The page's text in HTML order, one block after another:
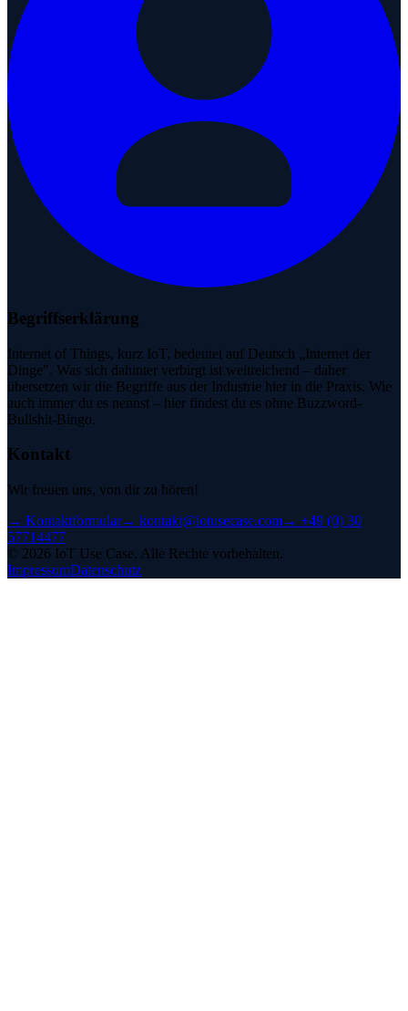
Begriffserklärung
Internet of Things, kurz IoT, bedeutet auf Deutsch „Internet der
Dinge". Was sich dahinter verbirgt ist weitreichend – daher
übersetzen wir die Begriffe aus der Industrie hier in die Praxis. Wie
auch immer du es nennst – hier findest du es ohne Buzzword-
Bullshit-Bingo.
Kontakt
Wir freuen uns, von dir zu hören!
→ Kontaktformular→ kontakt@iotusecase.com→ +49 (0) 30
57714477
© 2026 IoT Use Case. Alle Rechte vorbehalten.
ImpressumDatenschutz